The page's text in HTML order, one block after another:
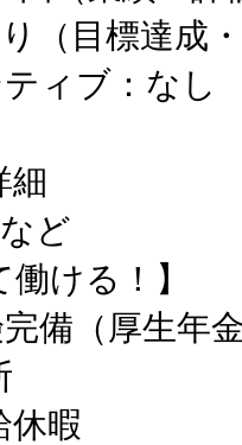
（目標達成
ィブ：なし
細
ど
働ける！】
備（厚⽣年
暇